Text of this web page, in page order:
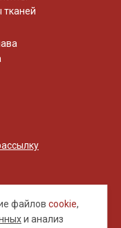
файловcookie,
и анализ
тканей